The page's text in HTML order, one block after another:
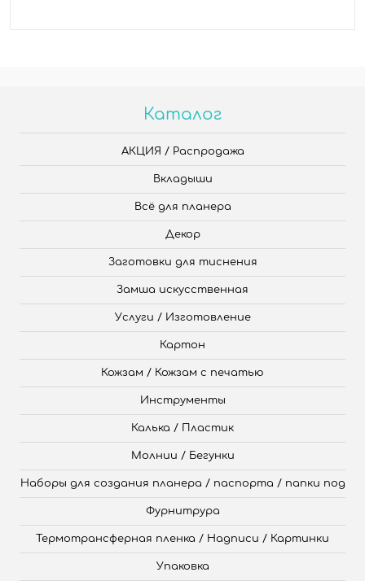
Каталог
АКЦИЯ / Распродажа
Вкладыши
Всё для планера
Декор
Заготовки для тиснения
Замша искусственная
Услуги / Изготовление
Картон
Кожзам / Кожзам с печатью
Инструменты
Калька / Пластик
Молнии / Бегунки
Наборы для создания планера / паспорта / папки под
Фурнитрура
Термотрансферная пленка / Надписи / Картинки
Упаковка